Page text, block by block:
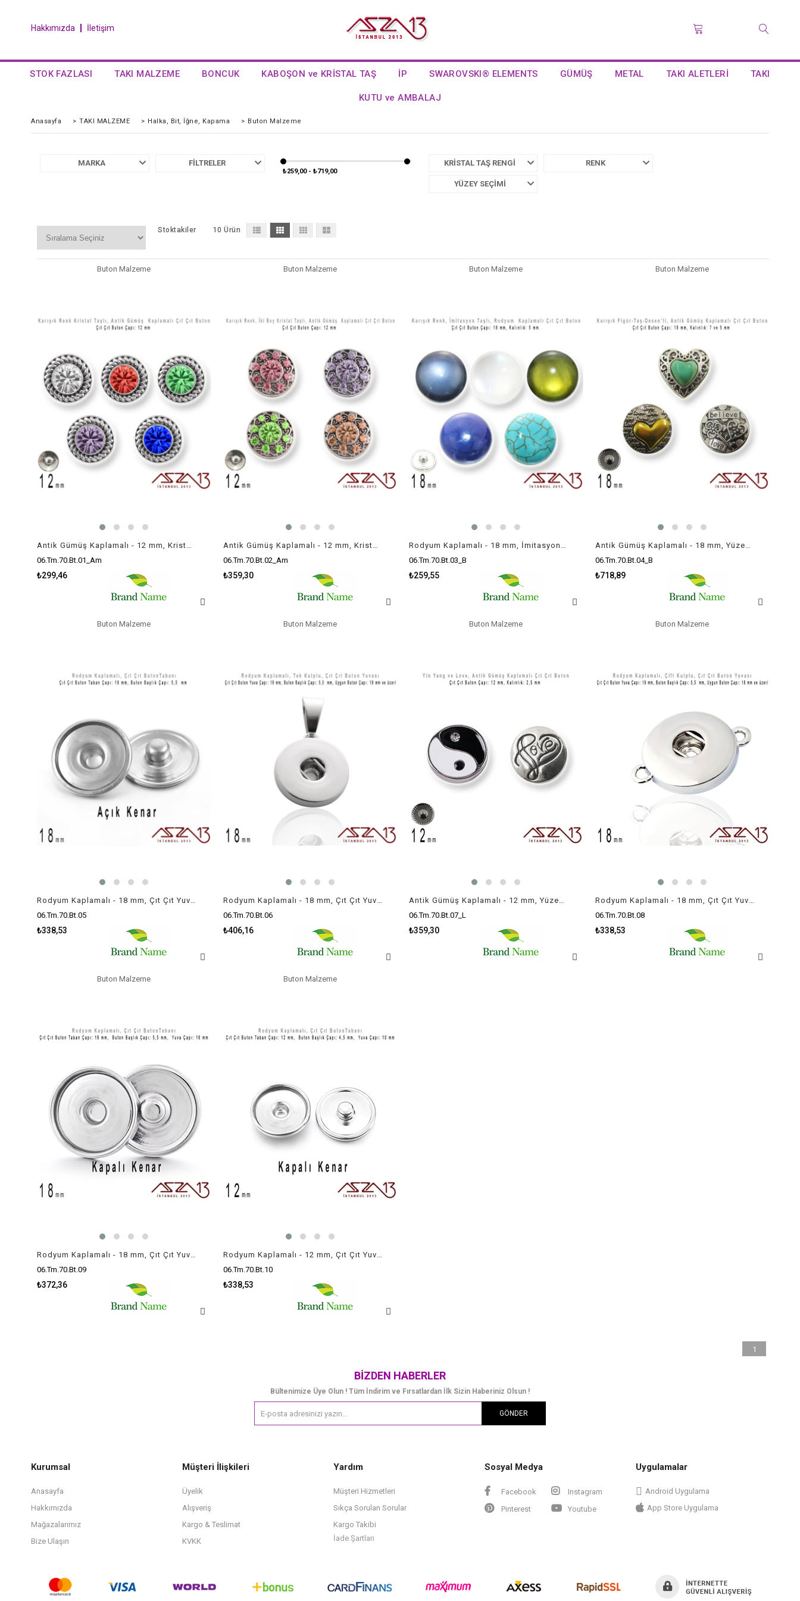
Hakkımızda İletişim
STOK FAZLASI TAKI MALZEME BONCUK KABOŞON ve KRİSTAL TAŞ İP SWAROVSKI® ELEMENTS GÜMÜŞ METAL TAKI ALETLERİ TAKI
KUTU ve AMBALAJ
Anasayfa > TAKI MALZEME > Halka, Bit, İğne, Kapama > Buton Malzeme
MARKA FILTRELER
₺259,00 - ₺719,00
KRISTAL TAŞ RENGI RENK
YÜZEY SEÇIMI
Stoktakiler 10 Ürün
Buton Malzeme
06.Tm.70.Bt.01_Am
₺299,46
Buton Malzeme
06.Tm.70.Bt.02_Am
₺359,30
Buton Malzeme
06.Tm.70.Bt.03_B
₺259,55
Buton Malzeme
06.Tm.70.Bt.04_B
₺718,89
Buton Malzeme
06.Tm.70.Bt.05
₺338,53
Buton Malzeme
06.Tm.70.Bt.06
₺406,16
Buton Malzeme
06.Tm.70.Bt.07_L
₺359,30
Buton Malzeme
06.Tm.70.Bt.08
₺338,53
Buton Malzeme
Rodyum Kaplamalı - 18 mm, Çıt Çıt Yuva Buton Altlığı (Kapalı Kenar) / 4 Adet
06.Tm.70.Bt.09
₺372,36
Buton Malzeme
Rodyum Kaplamalı - 12 mm, Çıt Çıt Yuva Buton Altlığı (Kapalı Kenar) / 4 Adet
06.Tm.70.Bt.10
₺338,53
1
BIZDEN HABERLER
Bültenimize Üye Olun ! Tüm İndirim ve Fırsatlardan İlk Sizin Haberiniz Olsun !
GÖNDER
Kurumsal
Anasayfa
Hakkımızda
Mağazalarımız
Bize Ulaşın
Müşteri İlişkileri
Üyelik
Alışveriş
Kargo & Teslimat
KVKK
Yardım
Müşteri Hizmetleri
Sıkça Sorulan Sorular
Kargo Takibi
İade Şartları
Sosyal Medya
Facebook
Instagram
Pinterest
Youtube
Uygulamalar
Android Uygulama
App Store Uygulama